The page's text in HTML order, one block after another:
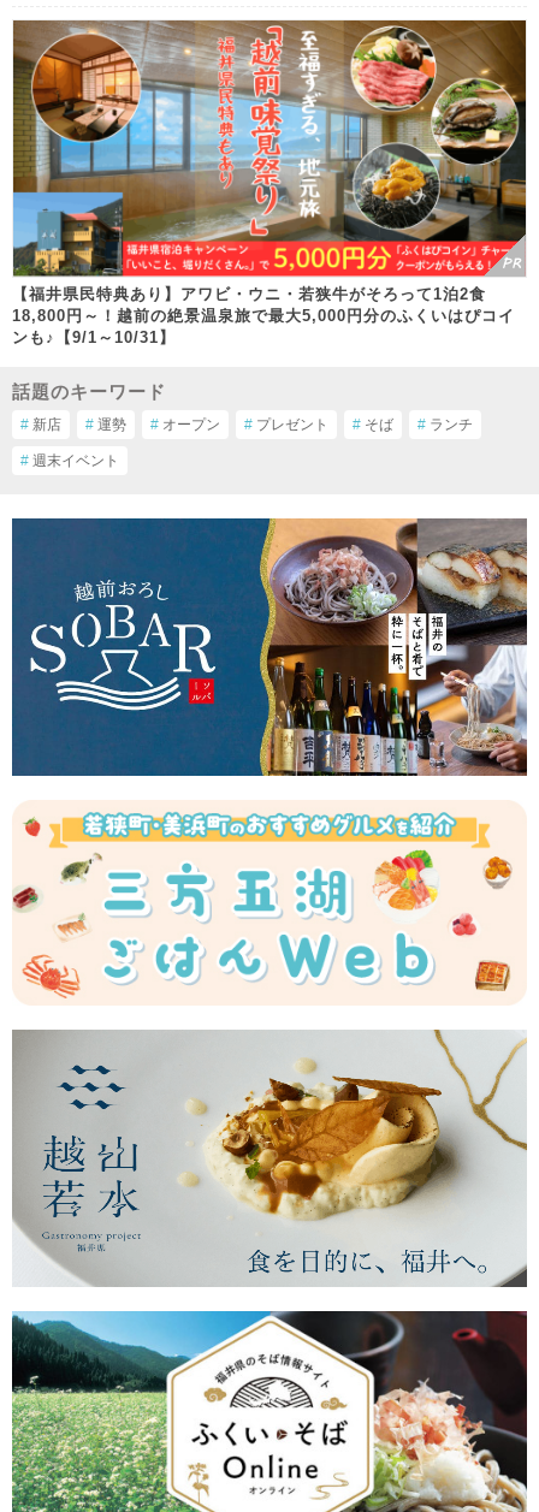
【福井県民特典あり】アワビ・ウニ・若狭牛がそろって1泊2食
18,800円～！越前の絶景温泉旅で最大5,000円分のふくいはぴコイ
ンも♪【9/1～10/31】
話題のキーワード
# 新店 # 運勢 # オープン # プレゼント # そば # ランチ
# 週末イベント